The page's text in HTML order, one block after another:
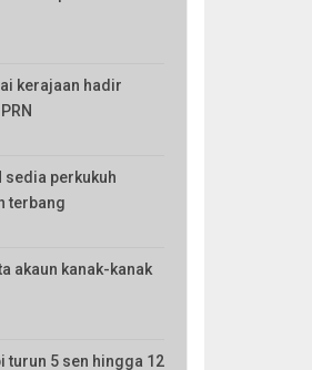
kerajaan hadir
sedia perkukuh
terbang
akaun kanak-kanak
turun 5 sen hingga 12